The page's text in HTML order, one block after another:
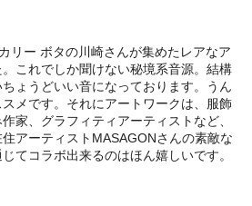
リー ボタの川崎さんが集めたレアなア
これでしか聞けない秘境系音源。結構
ょうどいい音になっております。うん
メです。それにアートワークは、服飾
家、グラフィティアーティストなど、
アーティストMASAGONさんの素敵な
てコラボ出来るのはほん嬉しいです。